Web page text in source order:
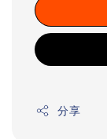
分享